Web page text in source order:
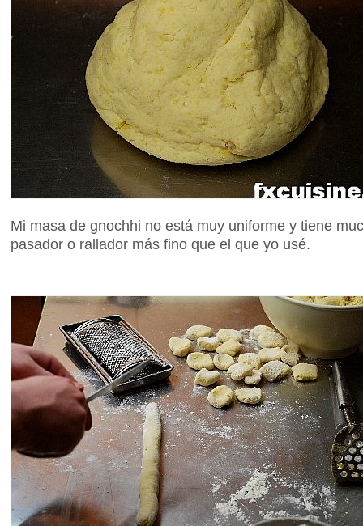
Mi masa de gnochhi no está muy uniforme y tiene
pasador o rallador más fino que el que yo usé.